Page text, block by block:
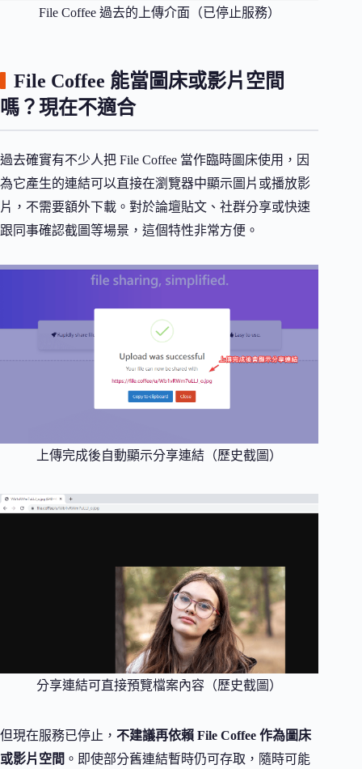
File Coffee 過去的上傳介面（已停止服務）
File Coffee 能當圖床或影片空間
嗎？現在不適合
過去確實有不少人把 File Coffee 當作臨時圖床使用，因
為它產生的連結可以直接在瀏覽器中顯示圖片或播放影
片，不需要額外下載。對於論壇貼文、社群分享或快速
跟同事確認截圖等場景，這個特性非常方便。
上傳完成後自動顯示分享連結（歷史截圖）
分享連結可直接預覽檔案內容（歷史截圖）
但現在服務已停止， 不建議再依賴 File Coffee 作為圖床
或影片空間 。即使部分舊連結暫時仍可存取，隨時可能